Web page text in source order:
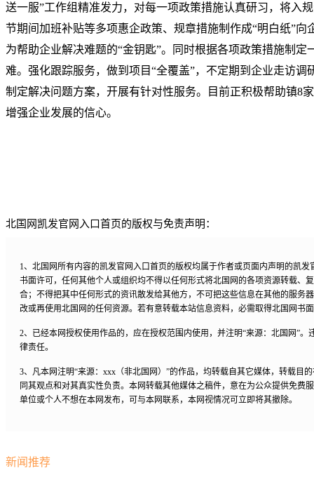
送一服”工作组精准发力，对每一项政策措施认真研习，将入
节期间加班补贴等多项惠企政策、规章措施制作成“明白纸”向
为帮助企业解决难题的“金钥匙”。同时根据各项政策措施制定
难。强化跟踪服务，做到项目“全覆盖”，不定期到企业走访调
制定解决问题方案，开展有针对性服务。目前正积极帮助镇8
增强企业发展的信心。
北国网凯发官网入口首页的版权与免责声明：
1、北国网所有内容的凯发官网入口首页的版权均属于作者或页面内声明的凯
书面许可，任何其他个人或组织均不得以任何形式将北国网的各项资源转载、
合；不得把其中任何形式的资讯散发给其他方，不可把这些信息在其他的服务
改或再使用北国网的任何资源。若有意转载本站信息资料，必需取得北国网书
2、已经本网授权使用作品的，应在授权范围内使用，并注明“来源：北国网”
律责任。
3、凡本网注明“来源：xxx（非北国网）”的作品，均转载自其它媒体，转载目
同其观点和对其真实性负责。本网转载其他媒体之稿件，意在为公众提供免费
单位或个人不想在本网发布，可与本网联系，本网视情况可立即将其撤除。
新闻推荐